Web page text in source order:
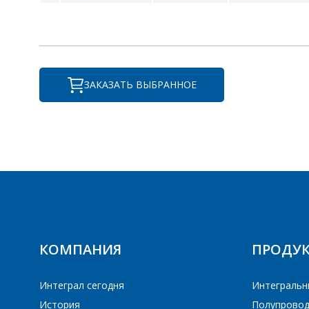
I
IRGB14C40L
ЗАКАЗАТЬ ВЫБРАННОЕ
КОМПАНИЯ
Интеграл сегодня
История